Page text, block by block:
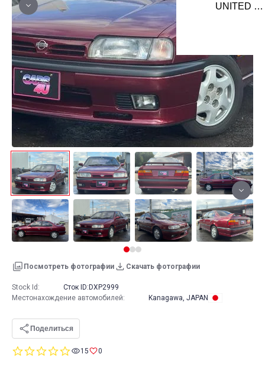
Посмотреть фотографии Скачать фотографии
0.015 0
Stock Id: Сток ID: DXP2999
Местонахождение автомобилей: Kanagawa, JAPAN
Поделиться